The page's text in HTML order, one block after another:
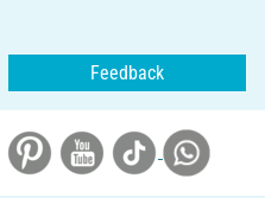
Feedback